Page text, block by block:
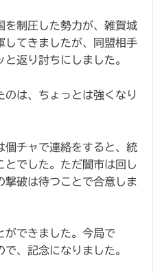
を制圧した勢力が、雑賀城
してきましたが、同盟相手
返り討ちにしました。
のは、ちょっとは強くなり
個チャで連絡をすると、統
とでした。ただ闇市は回し
撃破は待つことで合意しま
ができました。今局で
、記念になりました。